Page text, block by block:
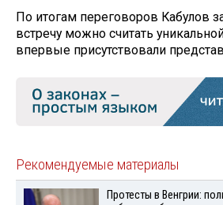
По итогам переговоров Кабулов
встречу можно считать
впервые присутствовали
Рекомендуемые материалы
Протесты в Венгрии: